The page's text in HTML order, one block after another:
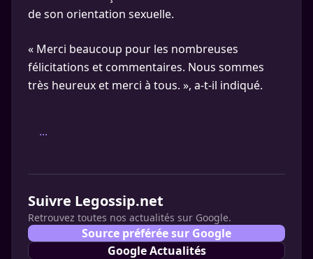
de son orientation sexuelle.
« Merci beaucoup pour les nombreuses
félicitations et commentaires. Nous sommes
très heureux et merci à tous. », a-t-il indiqué.
...
Suivre Legossip.net
Retrouvez toutes nos actualités sur Google.
Source préférée sur Google
Google Actualités